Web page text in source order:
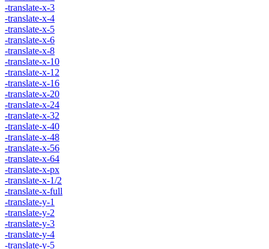
-translate-x-3
-translate-x-4
-translate-x-5
-translate-x-6
-translate-x-8
-translate-x-10
-translate-x-12
-translate-x-16
-translate-x-20
-translate-x-24
-translate-x-32
-translate-x-40
-translate-x-48
-translate-x-56
-translate-x-64
-translate-x-px
-translate-x-1/2
-translate-x-full
-translate-y-1
-translate-y-2
-translate-y-3
-translate-y-4
-translate-y-5